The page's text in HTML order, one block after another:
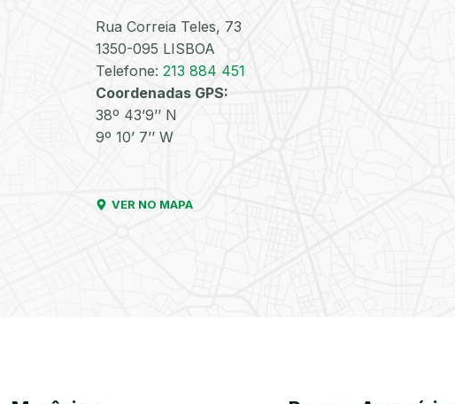
Rua Correia Teles, 73
1350-095 LISBOA
Telefone: 213 884 451
Coordenadas GPS:
38º 43’9’’ N
9º 10’ 7’’ W
VER NO MAPA
Discos
e
Pastilhas
de
Amortecedores
Lavagem